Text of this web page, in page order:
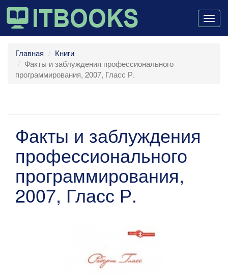
Главная
Книги
Факты и заблуждения профессионального
программирования, 2007, Гласс Р.
Факты и заблуждения
профессионального
программирования,
2007, Гласс Р.